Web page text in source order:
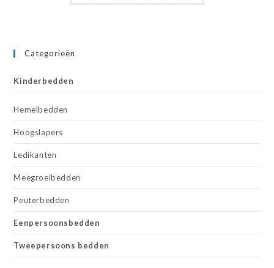
Categorieën
Kinderbedden
Hemelbedden
Hoogslapers
Ledikanten
Meegroeibedden
Peuterbedden
Eenpersoonsbedden
Tweepersoons bedden